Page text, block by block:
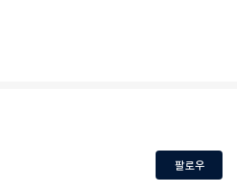
팔로우